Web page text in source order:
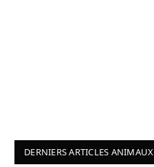
DERNIERS ARTICLES ANIMAUX